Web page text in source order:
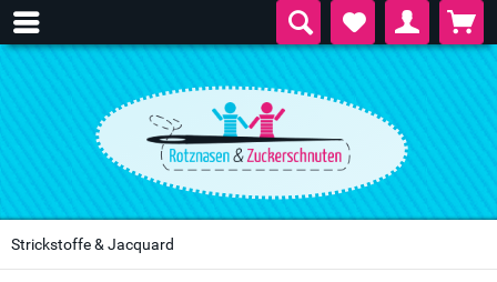
Strickstoffe & Jacquard